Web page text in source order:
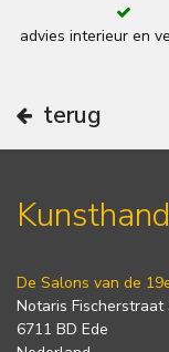
advies interieur en
terug
De Salons van de
Notaris Fischerstraat
6711 BD Ede